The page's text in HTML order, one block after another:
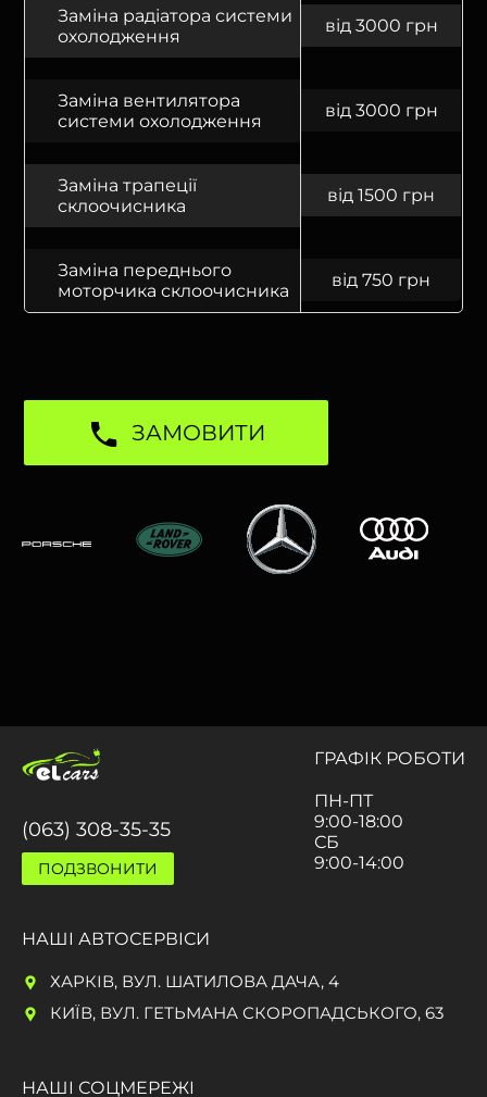
Заміна радіатора системи
охолодження
від 3000 грн
Заміна вентилятора
системи охолодження
від 3000 грн
Заміна трапеції
склоочисника
від 1500 грн
Заміна переднього
моторчика склоочисника
від 750 грн
ЗАМОВИТИ
(063) 308-35-35
ПОДЗВОНИТИ
ГРАФIК РОБОТИ
ПН-ПТ
9:00-18:00
СБ
9:00-14:00
НАШI АВТОСЕРВIСИ
ХАРКІВ, ВУЛ. ШАТИЛОВА ДАЧА, 4
КИЇВ, ВУЛ. ГЕТЬМАНА СКОРОПАДСЬКОГО, 63
НАШI СОЦМЕРЕЖI